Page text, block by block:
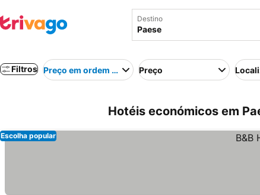
Destino
Filtros Preço em ordem crescentePreço
Hotéis económicos em
Escolha popular